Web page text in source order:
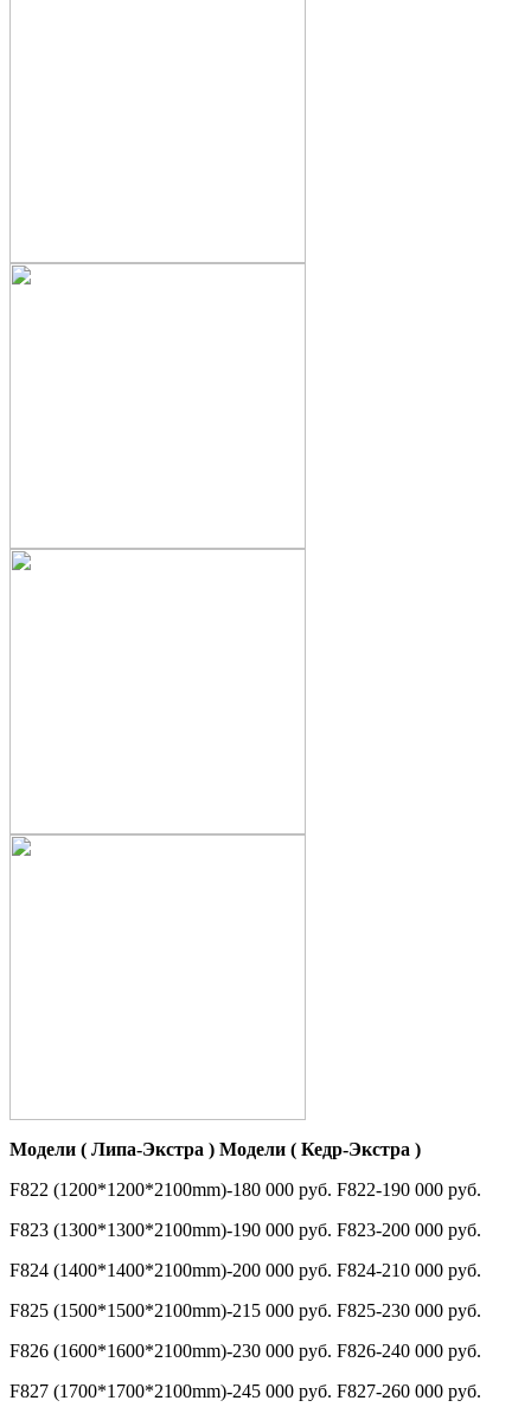
Модели ( Липа-Экстра ) Модели ( Кедр-Экстра )
F822 (1200*1200*2100mm)-180 000 руб. F822-190 000 руб.
F823 (1300*1300*2100mm)-190 000 руб. F823-200 000 руб.
F824 (1400*1400*2100mm)-200 000 руб. F824-210 000 руб.
F825 (1500*1500*2100mm)-215 000 руб. F825-230 000 руб.
F826 (1600*1600*2100mm)-230 000 руб. F826-240 000 руб.
F827 (1700*1700*2100mm)-245 000 руб. F827-260 000 руб.